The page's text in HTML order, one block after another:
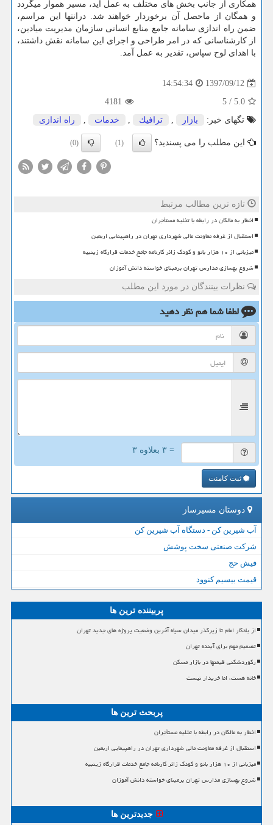
همكاری از جانب بخش های مختلف به عمل آید، مسیر هموار میگردد
و همگان از ماحصل آن برخوردار خواهند شد. درانتها این مراسم،
ضمن راه اندازی سامانه جامع منابع انسانی سازمان مدیریت میادین،
از كارشناسانی كه در امر طراحی و اجرای این سامانه نقش داشتند،
با اهدای لوح سپاس، تقدیر به عمل آمد.
1397/09/12
14:54:34
5.0
/
5
4181
تگهای خبر:
بازار , ترافیك , خدمات , راه اندازی
این مطلب را می پسندید؟ (1)
(0)
تازه ترین مطالب مرتبط
اخطار به مالکان در رابطه با تخلیه مستأجران
استقبال از غرفه معاونت مالی شهرداری تهران در راهپیمایی اربعین
میزبانی از ۱۰ هزار بانو و کودک زائر کارنامه جامع خدمات قرارگاه زینبیه
شروع بهسازی مدارس تهران برمبنای خواسته دانش آموزان
نظرات بینندگان در مورد این مطلب
لطفا شما همنظر دهید
= ۳ بعلاوه ۳
ثبت کامنت
دوستان مسیرساز
آب شیرین کن - دستگاه آب شیرین کن
شرکت صنعتی سخت پوشش
فیش حج
قیمت بیسیم کنوود
پربیننده ترین ها
از یادگار امام تا زیرگذر میدان سپاه آخرین وضعیت پروژه های جدید تهران
تصمیم مهم برای آینده تهران
رکوردشکنی قیمتها در بازار مسکن
خانه هست، اما خریدار نیست
پربحث ترین ها
اخطار به مالکان در رابطه با تخلیه مستأجران
استقبال از غرفه معاونت مالی شهرداری تهران در راهپیمایی اربعین
میزبانی از ۱۰ هزار بانو و کودک زائر کارنامه جامع خدمات قرارگاه زینبیه
شروع بهسازی مدارس تهران برمبنای خواسته دانش آموزان
جدیدترین ها